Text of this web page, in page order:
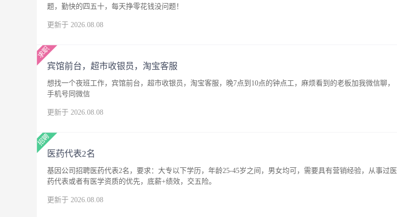
题，勤快的四五十，每天挣零花钱没问题！
更新于 2026.08.08
宾馆前台，超市收银员，淘宝客服
想找一个夜班工作，宾馆前台，超市收银员，淘宝客服，晚7点到10点的钟点工，麻烦看到的老板加我微信聊，
手机号同微信
更新于 2026.08.08
医药代表2名
基因公司招聘医药代表2名，要求：大专以下学历，年龄25-45岁之间，男女均可，需要具有营销经验，从事过医
药代表或者有医学资质的优先，底薪+绩效，交五险。
更新于 2026.08.08